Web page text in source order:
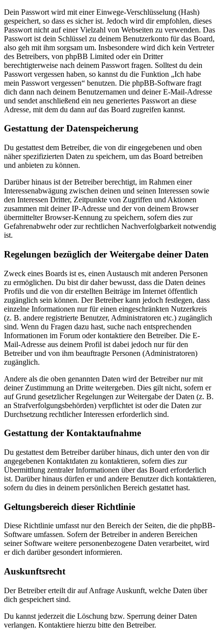
Dein Passwort wird mit einer Einwege-Verschlüsselung (Hash)
gespeichert, so dass es sicher ist. Jedoch wird dir empfohlen, dieses
Passwort nicht auf einer Vielzahl von Webseiten zu verwenden. Das
Passwort ist dein Schlüssel zu deinem Benutzerkonto für das Board,
also geh mit ihm sorgsam um. Insbesondere wird dich kein Vertreter
des Betreibers, von phpBB Limited oder ein Dritter
berechtigterweise nach deinem Passwort fragen. Solltest du dein
Passwort vergessen haben, so kannst du die Funktion „Ich habe
mein Passwort vergessen“ benutzen. Die phpBB-Software fragt
dich dann nach deinem Benutzernamen und deiner E-Mail-Adresse
und sendet anschließend ein neu generiertes Passwort an diese
Adresse, mit dem du dann auf das Board zugreifen kannst.
Gestattung der Datenspeicherung
Du gestattest dem Betreiber, die von dir eingegebenen und oben
näher spezifizierten Daten zu speichern, um das Board betreiben
und anbieten zu können.
Darüber hinaus ist der Betreiber berechtigt, im Rahmen einer
Interessenabwägung zwischen deinen und seinen Interessen sowie
den Interessen Dritter, Zeitpunkte von Zugriffen und Aktionen
zusammen mit deiner IP-Adresse und der von deinem Browser
übermittelter Browser-Kennung zu speichern, sofern dies zur
Gefahrenabwehr oder zur rechtlichen Nachverfolgbarkeit notwendig
ist.
Regelungen bezüglich der Weitergabe deiner Daten
Zweck eines Boards ist es, einen Austausch mit anderen Personen
zu ermöglichen. Du bist dir daher bewusst, dass die Daten deines
Profils und die von dir erstellten Beiträge im Internet öffentlich
zugänglich sein können. Der Betreiber kann jedoch festlegen, dass
einzelne Informationen nur für einen eingeschränkten Nutzerkreis
(z. B. andere registrierte Benutzer, Administratoren etc.) zugänglich
sind. Wenn du Fragen dazu hast, suche nach entsprechenden
Informationen im Forum oder kontaktiere den Betreiber. Die E-
Mail-Adresse aus deinem Profil ist dabei jedoch nur für den
Betreiber und von ihm beauftragte Personen (Administratoren)
zugänglich.
Andere als die oben genannten Daten wird der Betreiber nur mit
deiner Zustimmung an Dritte weitergeben. Dies gilt nicht, sofern er
auf Grund gesetzlicher Regelungen zur Weitergabe der Daten (z. B.
an Strafverfolgungsbehörden) verpflichtet ist oder die Daten zur
Durchsetzung rechtlicher Interessen erforderlich sind.
Gestattung der Kontaktaufnahme
Du gestattest dem Betreiber darüber hinaus, dich unter den von dir
angegebenen Kontaktdaten zu kontaktieren, sofern dies zur
Übermittlung zentraler Informationen über das Board erforderlich
ist. Darüber hinaus dürfen er und andere Benutzer dich kontaktieren,
sofern du dies in deinem persönlichen Bereich gestattet hast.
Geltungsbereich dieser Richtlinie
Diese Richtlinie umfasst nur den Bereich der Seiten, die die phpBB-
Software umfassen. Sofern der Betreiber in anderen Bereichen
seiner Software weitere personenbezogene Daten verarbeitet, wird
er dich darüber gesondert informieren.
Auskunftsrecht
Der Betreiber erteilt dir auf Anfrage Auskunft, welche Daten über
dich gespeichert sind.
Du kannst jederzeit die Löschung bzw. Sperrung deiner Daten
verlangen. Kontaktiere hierzu bitte den Betreiber.